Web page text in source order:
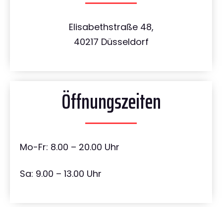
Elisabethstraße 48,
40217 Düsseldorf
Öffnungszeiten
Mo-Fr: 8.00 – 20.00 Uhr
Sa: 9.00 – 13.00 Uhr